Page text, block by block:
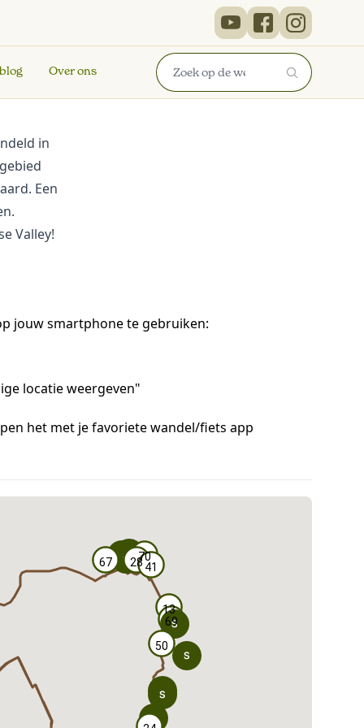
Over ons
in
Een
Valley!
jouw smartphone te gebruiken:
locatie weergeven"
het met je favoriete wandel/fiets app
67 2870
41
13
69
50
67 2870
41
13
69
50